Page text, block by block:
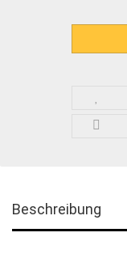
Beschreibung